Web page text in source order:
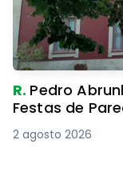
R. Pedro
Festas de
2 agosto 2026